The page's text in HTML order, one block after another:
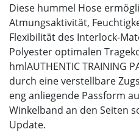
Diese hummel Hose
Atmungsaktivität,
Flexibilität des Interlock-
Polyester optimalen
hmlAUTHENTIC TRAINING
durch eine verstellbare
eng anliegende Passform
Winkelband an den Seiten
Update.